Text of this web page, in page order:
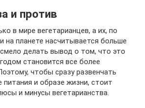
и против
в мире вегетарианцев, а их, по
на планете насчитывается больше
делать вывод о том, что это
становится все более
чтобы сразу развенчать
и образе жизни, стоит
и минусы вегетарианства.